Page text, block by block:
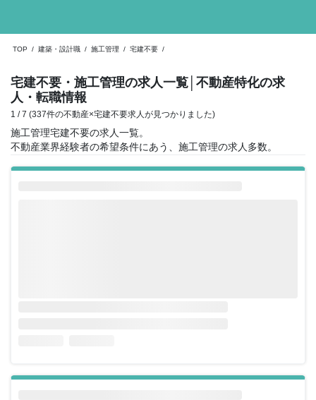
TOP / 建築・設計職 / 施工管理 / 宅建不要 /
宅建不要・施工管理の求人一覧 │不動産特化の求
人・転職情報
1 / 7 (337件の不動産×宅建不要求人が見つかりました)
施工管理宅建不要の求人一覧。
不動産業界経験者の希望条件にあう、施工管理の求人多数。